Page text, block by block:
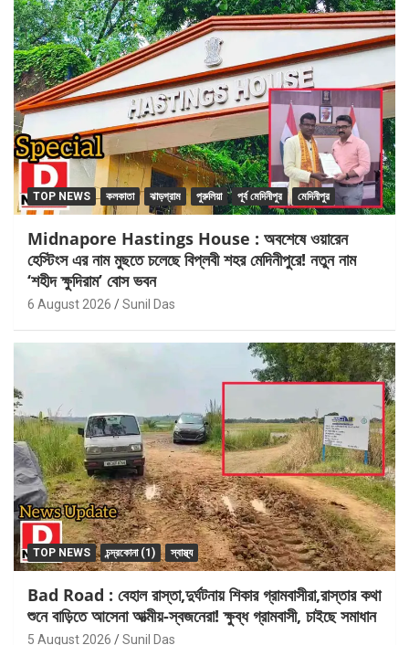
TOP NEWS কলকাতা ঝাড়গ্রাম পুরুলিয়া পূর্ব মেদিনীপুর মেদিনীপুর
Midnapore Hastings House : অবশেষে ওয়ারেন
হেস্টিংস এর নাম মুছতে চলেছে বিপ্লবী শহর মেদিনীপুরে! নতুন নাম
‘শহীদ ক্ষুদিরাম’ বোস ভবন
6 August 2026 Sunil Das
TOP NEWS চন্দ্রকোনা (1) স্বাস্থ্য
Bad Road : বেহাল রাস্তা,দুর্ঘটনায় শিকার গ্রামবাসীরা,রাস্তার কথা
শুনে বাড়িতে আসেনা আত্মীয়-স্বজনেরা! ক্ষুব্ধ গ্রামবাসী, চাইছে সমাধান
5 August 2026 Sunil Das